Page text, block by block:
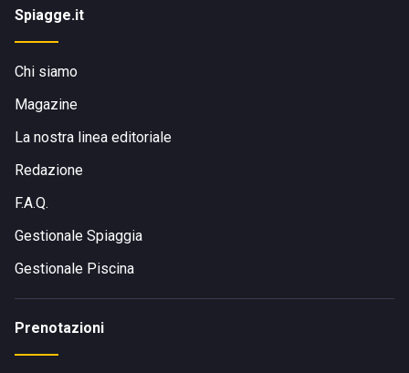
Spiagge.it
Chi siamo
Magazine
La nostra linea editoriale
Redazione
F.A.Q.
Gestionale Spiaggia
Gestionale Piscina
Prenotazioni